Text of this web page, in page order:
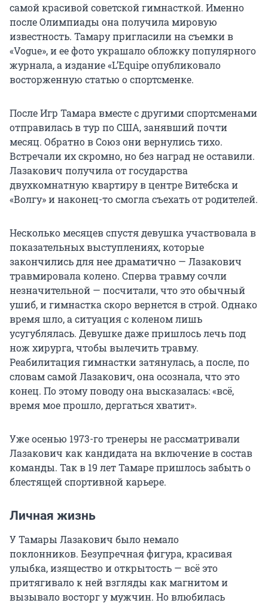
самой красивой советской гимнасткой. Именно
после Олимпиады она получила мировую
известность. Тамару пригласили на съемки в
«Vogue», и ее фото украшало обложку популярного
журнала, а издание «L’Equipe опубликовало
восторженную статью о спортсменке.
После Игр Тамара вместе с другими спортсменами
отправилась в тур по США, занявший почти
месяц. Обратно в Союз они вернулись тихо.
Встречали их скромно, но без наград не оставили.
Лазакович получила от государства
двухкомнатную квартиру в центре Витебска и
«Волгу» и наконец-то смогла съехать от родителей.
Несколько месяцев спустя девушка участвовала в
показательных выступлениях, которые
закончились для нее драматично — Лазакович
травмировала колено. Сперва травму сочли
незначительной — посчитали, что это обычный
ушиб, и гимнастка скоро вернется в строй. Однако
время шло, а ситуация с коленом лишь
усугублялась. Девушке даже пришлось лечь под
нож хирурга, чтобы вылечить травму.
Реабилитация гимнастки затянулась, а после, по
словам самой Лазакович, она осознала, что это
конец. По этому поводу она высказалась: «всё,
время мое прошло, дергаться хватит».
Уже осенью 1973-го тренеры не рассматривали
Лазакович как кандидата на включение в состав
команды. Так в 19 лет Тамаре пришлось забыть о
блестящей спортивной карьере.
Личная жизнь
У Тамары Лазакович было немало
поклонников. Безупречная фигура, красивая
улыбка, изящество и открытость — всё это
притягивало к ней взгляды как магнитом и
вызывало восторг у мужчин. Но влюбилась